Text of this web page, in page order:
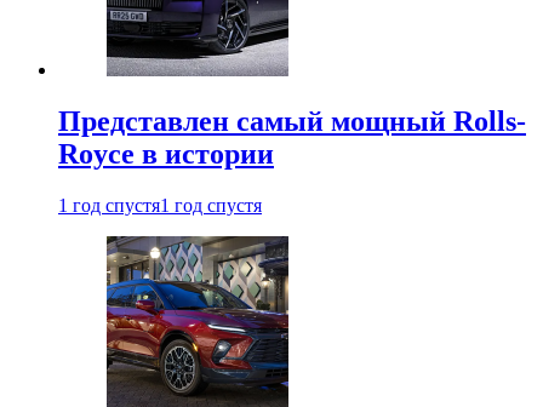
Представлен самый мощный Rolls-
Royce в истории
1 год спустя1 год спустя